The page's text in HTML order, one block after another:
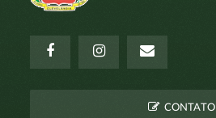
CONTATO